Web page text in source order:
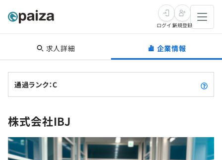
転職・キャリア
転職成功ガイド
転職エージェント
インタビュー
転職成功ガイド
新卒就活
求人検索
本選考
学習
講座一覧
スキルチェック
ログイン新規登録
求人詳細 企業情報
通過ランク：C
株式会社IBJ